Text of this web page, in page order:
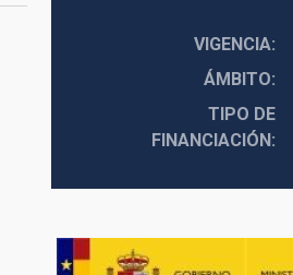
VIGENCIA
ÁMBITO
TIPO DE
FINANCIACIÓN